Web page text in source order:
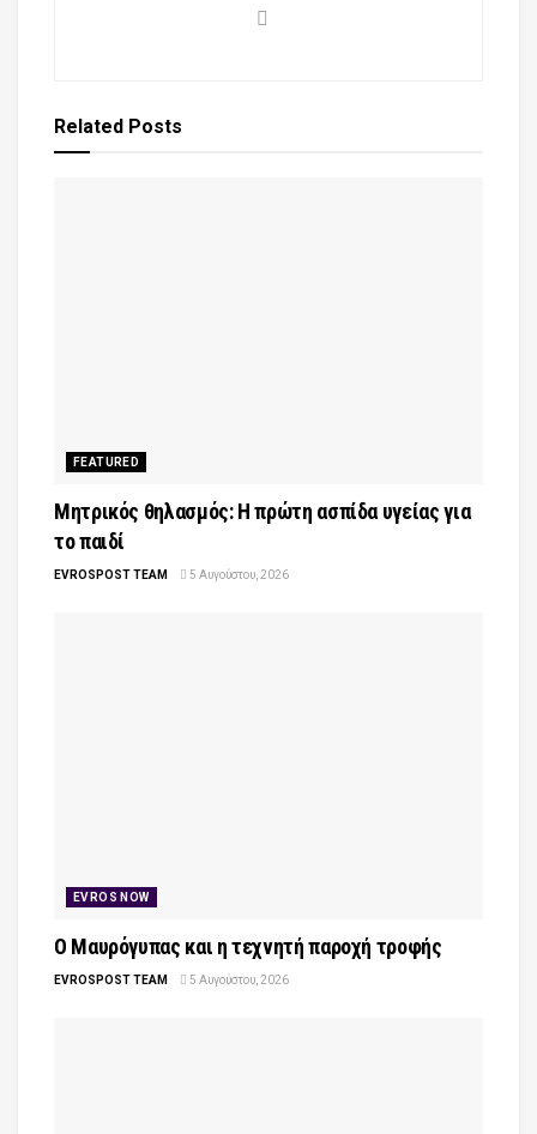
Related Posts
FEATURED
Μητρικός θηλασμός: Η πρώτη ασπίδα υγείας για
το παιδί
EVROSPOST TEAM 5 Αυγούστου, 2026
EVROS NOW
Ο Μαυρόγυπας και η τεχνητή παροχή τροφής
EVROSPOST TEAM 5 Αυγούστου, 2026